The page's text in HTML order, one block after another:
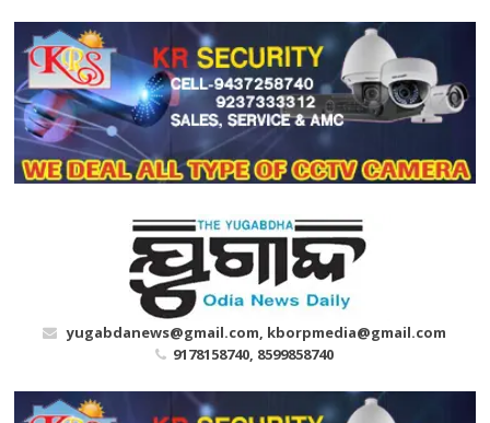
content
yugabdanews@gmail.com, kborpmedia@gmail.com
9178158740, 8599858740